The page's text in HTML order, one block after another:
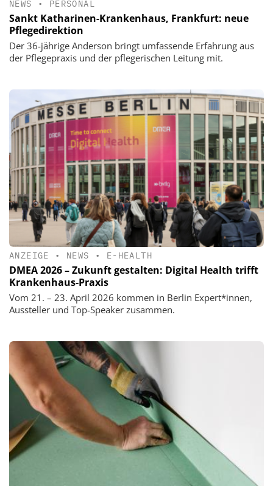
NEWS • PERSONAL
Sankt Katharinen-Krankenhaus, Frankfurt: neue
Pflegedirektion
Der 36-jährige Anderson bringt umfassende Erfahrung aus
der Pflegepraxis und der pflegerischen Leitung mit.
ANZEIGE • NEWS • E-HEALTH
DMEA 2026 – Zukunft gestalten: Digital Health trifft
Krankenhaus-Praxis
Vom 21. – 23. April 2026 kommen in Berlin Expert*innen,
Aussteller und Top-Speaker zusammen.